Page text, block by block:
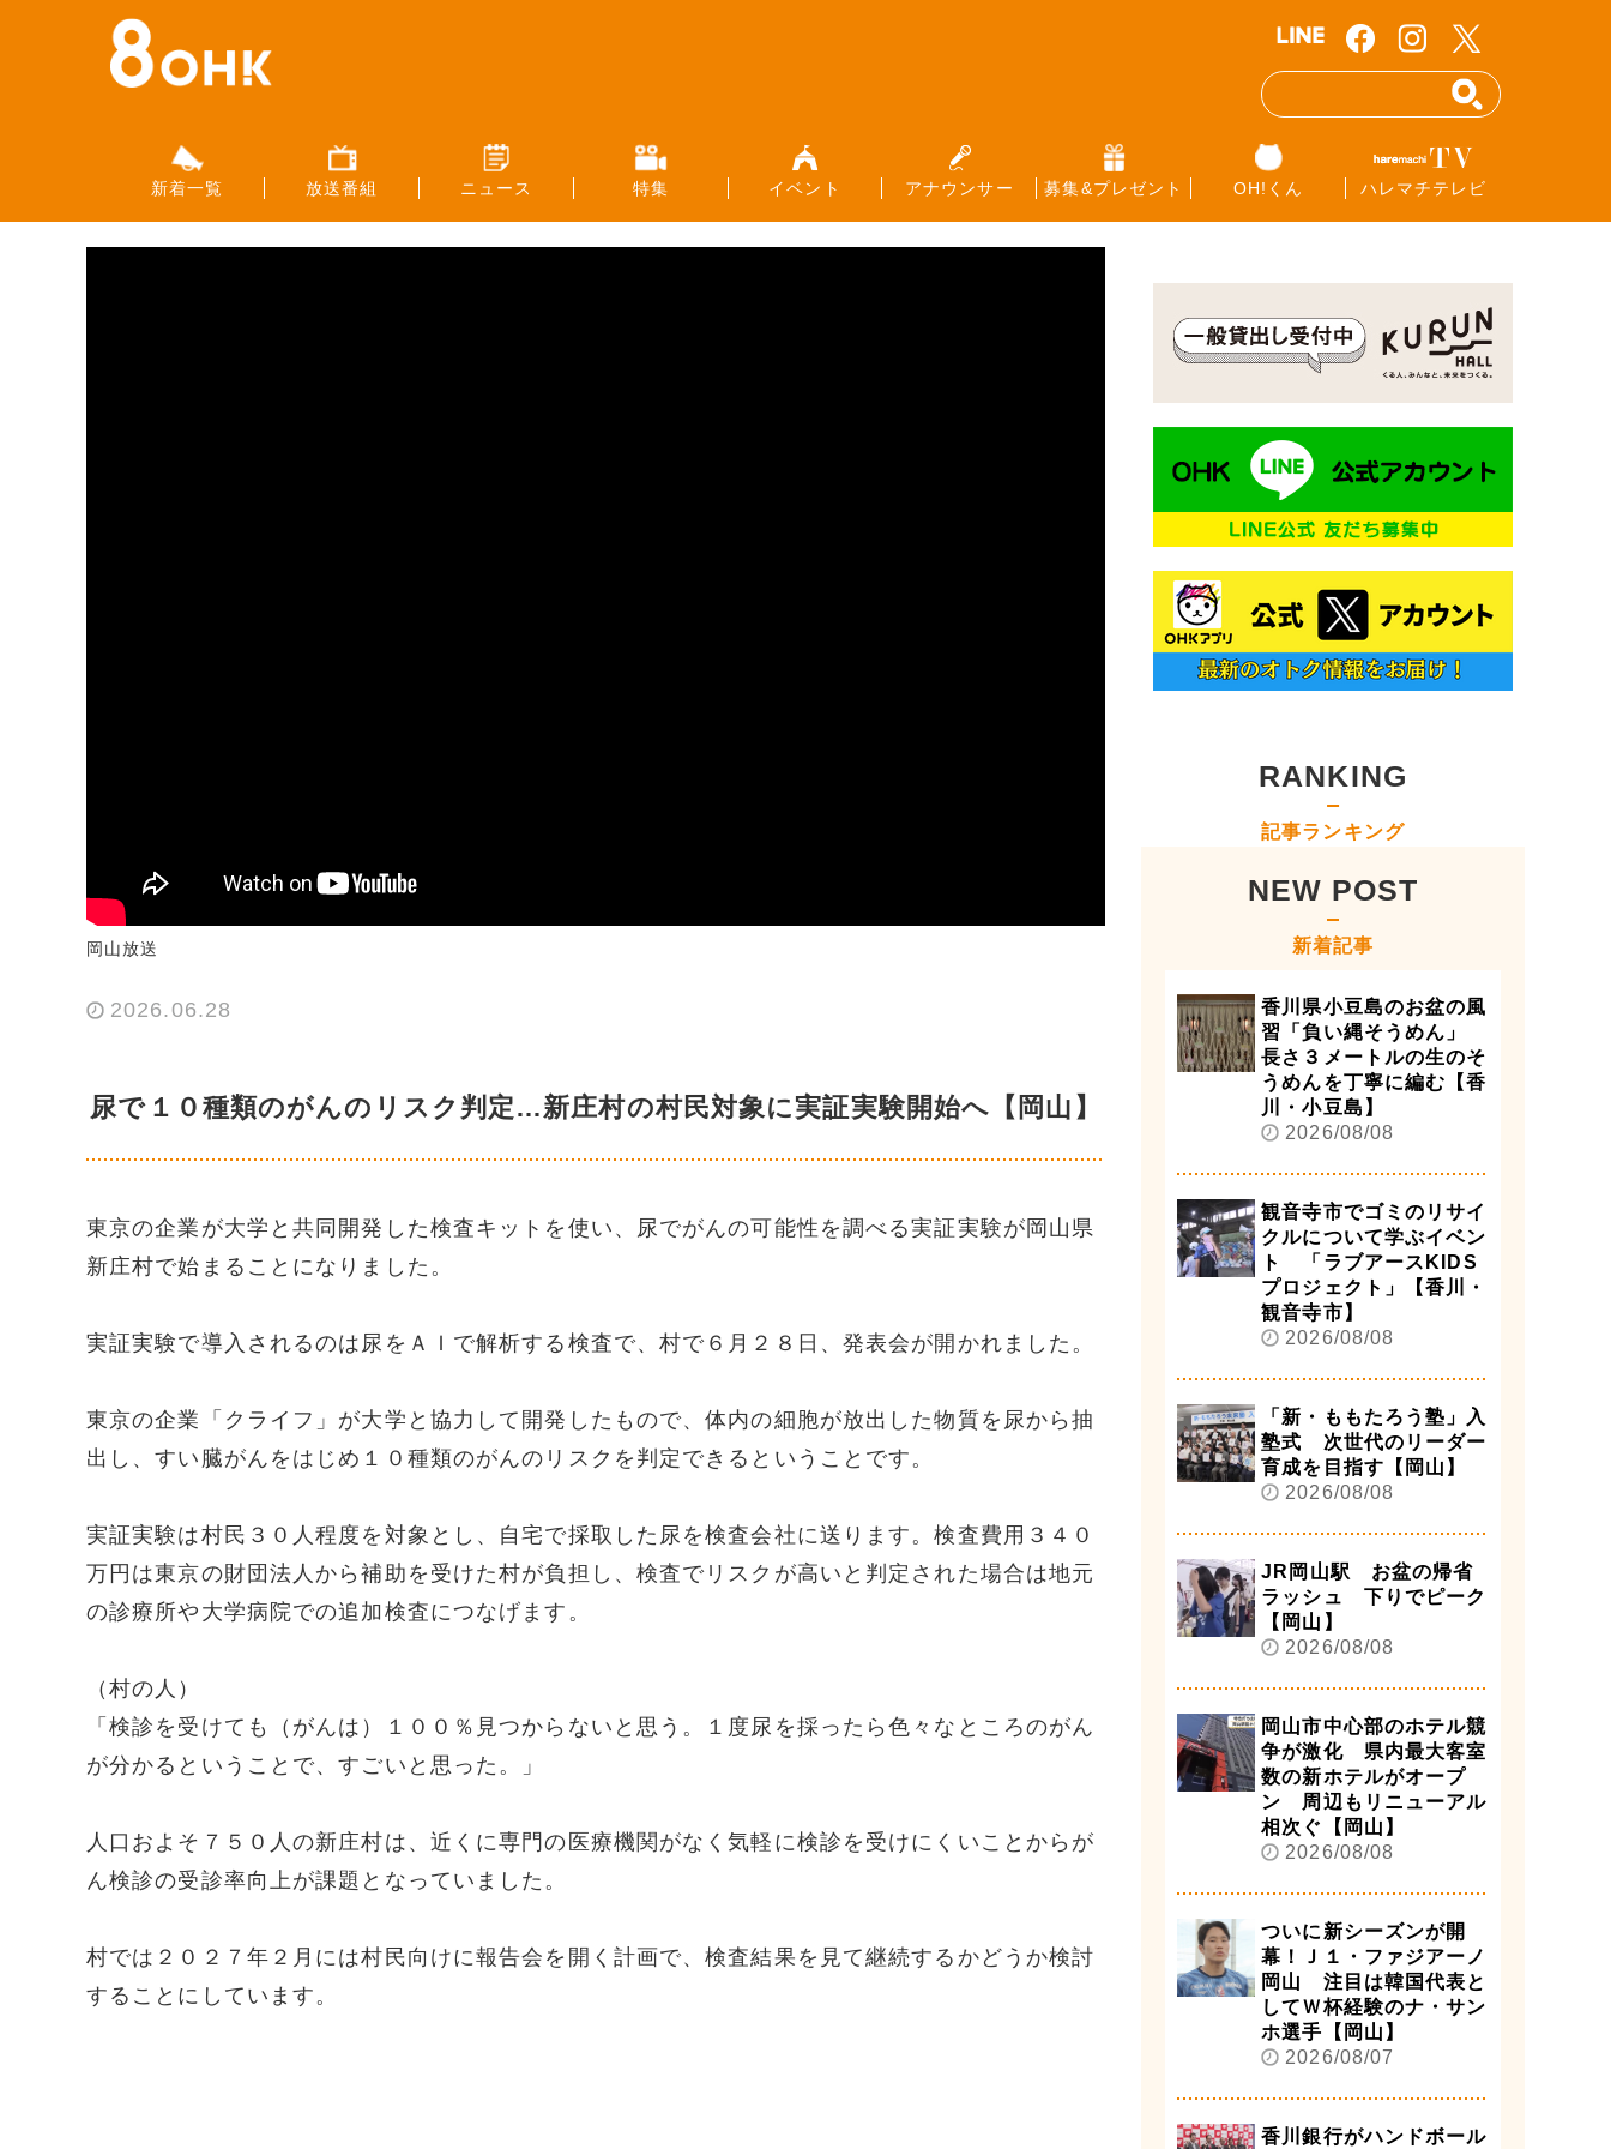
新着一覧 放送番組 ニュース 特集 イベント アナウンサー 募集&プレゼント OH!くん ハレマチテレビ
岡山放送
2026.06.28
尿で１０種類のがんのリスク判定…新庄村の村民対象に実証実験開始へ【岡山】
東京の企業が大学と共同開発した検査キットを使い、尿でがんの可能性を調べる実証実験が岡山県
新庄村で始まることになりました。
実証実験で導入されるのは尿をＡＩで解析する検査で、村で６月２８日、発表会が開かれました。
東京の企業「クライフ」が大学と協力して開発したもので、体内の細胞が放出した物質を尿から抽
出し、すい臓がんをはじめ１０種類のがんのリスクを判定できるということです。
実証実験は村民３０人程度を対象とし、自宅で採取した尿を検査会社に送ります。検査費用３４０
万円は東京の財団法人から補助を受けた村が負担し、検査でリスクが高いと判定された場合は地元
の診療所や大学病院での追加検査につなげます。
（村の人）
「検診を受けても（がんは）１００％見つからないと思う。１度尿を採ったら色々なところのがん
が分かるということで、すごいと思った。」
人口およそ７５０人の新庄村は、近くに専門の医療機関がなく気軽に検診を受けにくいことからが
ん検診の受診率向上が課題となっていました。
村では２０２７年２月には村民向けに報告会を開く計画で、検査結果を見て継続するかどうか検討
することにしています。
RANKING
記事ランキング
NEW POST
新着記事
香川県小豆島のお盆の風
習「負い縄そうめん」
長さ３メートルの生のそ
うめんを丁寧に編む【香
川・小豆島】
2026/08/08
観音寺市でゴミのリサイ
クルについて学ぶイベン
ト 「ラブアースKIDS
プロジェクト」【香川・
観音寺市】
2026/08/08
「新・ももたろう塾」入
塾式 次世代のリーダー
育成を目指す【岡山】
2026/08/08
JR岡山駅 お盆の帰省
ラッシュ 下りでピーク
【岡山】
2026/08/08
岡山市中心部のホテル競
争が激化 県内最大客室
数の新ホテルがオープ
ン 周辺もリニューアル
相次ぐ【岡山】
2026/08/08
ついに新シーズンが開
幕！Ｊ１・ファジアーノ
岡山 注目は韓国代表と
してＷ杯経験のナ・サン
ホ選手【岡山】
2026/08/07
香川銀行がハンドボール